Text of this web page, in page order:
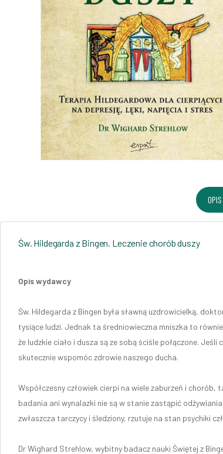
Św. Hildegarda z Bingen. Leczenie chorób duszy
Opis wydawcy
Św. Hildegarda z Bingen była sławną uzdrowicielką,
tysiące ludzi. Jednak ta średniowieczna mniszka to
że ludzkie ciało i dusza są ze sobą ściśle połączone.
skutecznie wspomóc zdrowie naszego ducha.
Współczesny człowiek cierpi na wiele zaburzeń i
badania ani wynalazki nie są w stanie zastąpić
zwłaszcza tarczycy i śledziony, rzutuje na stan psychiki
Dr Wighard Strehlow, wybitny badacz nauki Świętej z